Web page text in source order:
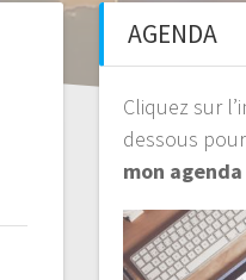
AGENDA
Cliquez sur
dessous
mon agenda